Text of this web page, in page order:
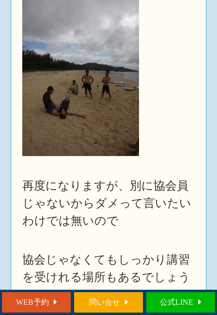
再度になりますが、別に協会員
じゃないからダメって言いたい
わけでは無いので
協会じゃなくてもしっかり講習
を受けれる場所もあるでしょう
し。
WEB予約 問い合せ 公式LINE